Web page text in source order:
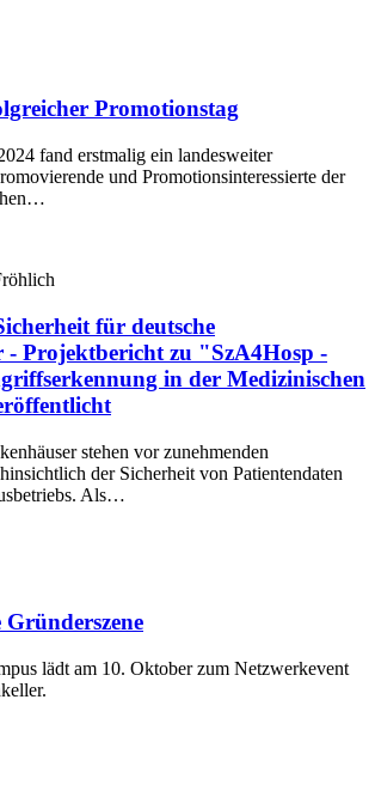
Promotionstag
fand erstmalig ein landesweiter
und Promotionsinteressierte der
für deutsche
- Projektbericht zu "SzA4Hosp -
in der Medizinischen
stehen vor zunehmenden
der Sicherheit von Patientendaten
Als…
lädt am 10. Oktober zum Netzwerkevent